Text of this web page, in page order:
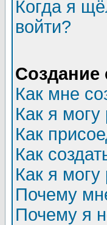
Когда я
войти?
Создание
Как мне
Как я
Как
Как
Как я могу
Почему
Почему я